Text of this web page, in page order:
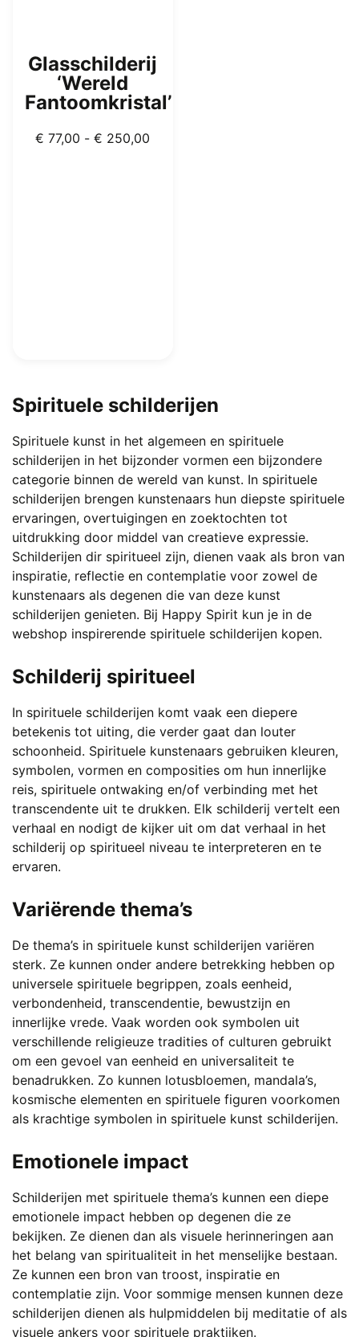
Glasschilderij
‘Wereld
Fantoomkristal’
€ 77,00 - € 250,00
heeft
variaties.
Deze
optie
kan
gekozen
worden
op
de
productpagina
Spirituele schilderijen
Spirituele kunst in het algemeen en spirituele
schilderijen in het bijzonder vormen een bijzondere
categorie binnen de wereld van kunst. In spirituele
schilderijen brengen kunstenaars hun diepste spirituele
ervaringen, overtuigingen en zoektochten tot
uitdrukking door middel van creatieve expressie.
Schilderijen dir spiritueel zijn, dienen vaak als bron van
inspiratie, reflectie en contemplatie voor zowel de
kunstenaars als degenen die van deze kunst
schilderijen genieten. Bij Happy Spirit kun je in de
webshop inspirerende spirituele schilderijen kopen.
Schilderij spiritueel
In spirituele schilderijen komt vaak een diepere
betekenis tot uiting, die verder gaat dan louter
schoonheid. Spirituele kunstenaars gebruiken kleuren,
symbolen, vormen en composities om hun innerlijke
reis, spirituele ontwaking en/of verbinding met het
transcendente uit te drukken. Elk schilderij vertelt een
verhaal en nodigt de kijker uit om dat verhaal in het
schilderij op spiritueel niveau te interpreteren en te
ervaren.
Variërende thema’s
De thema’s in spirituele kunst schilderijen variëren
sterk. Ze kunnen onder andere betrekking hebben op
universele spirituele begrippen, zoals eenheid,
verbondenheid, transcendentie, bewustzijn en
innerlijke vrede. Vaak worden ook symbolen uit
verschillende religieuze tradities of culturen gebruikt
om een gevoel van eenheid en universaliteit te
benadrukken. Zo kunnen lotusbloemen, mandala’s,
kosmische elementen en spirituele figuren voorkomen
als krachtige symbolen in spirituele kunst schilderijen.
Emotionele impact
Schilderijen met spirituele thema’s kunnen een diepe
emotionele impact hebben op degenen die ze
bekijken. Ze dienen dan als visuele herinneringen aan
het belang van spiritualiteit in het menselijke bestaan.
Ze kunnen een bron van troost, inspiratie en
contemplatie zijn. Voor sommige mensen kunnen deze
schilderijen dienen als hulpmiddelen bij meditatie of als
visuele ankers voor spirituele praktijken.